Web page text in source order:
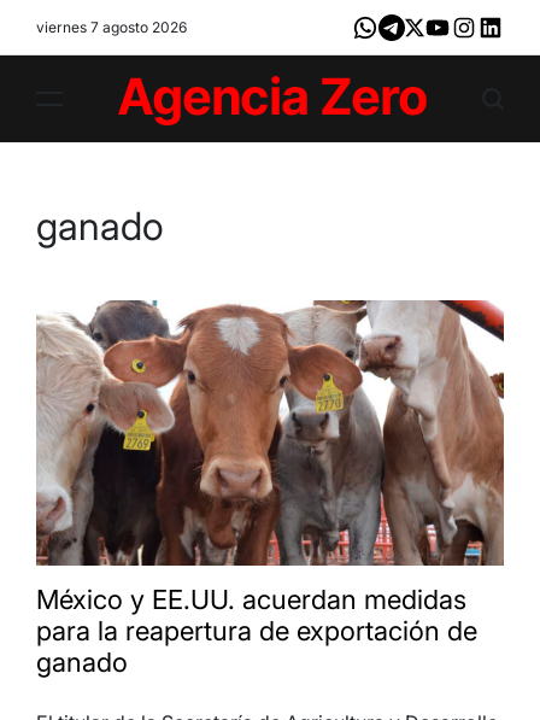
viernes 7 agosto 2026 Whatsapp
Telegram
X YoutubeInstagram
ganado
México y EE.UU. acuerdan medidas
para la reapertura de exportación de
ganado